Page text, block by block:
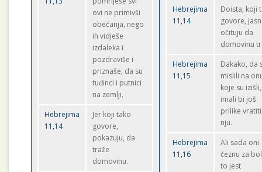
ovi ne primivši
obećanja, nego
ih vidješe
izdaleka i
pozdraviše i
priznaše, da su
tuđinci i putnici
na zemlji,
Hebrejima
11,14
Jer koji tako
govore,
pokazuju, da
traže
domovinu.
Hebrejima
11,14
Doista, koji
govore,
očituju da
domovinu
Hebrejima
11,15
Dakako, da
mislili na
koje su izišli,
imali bi još
prilike
nju.
Hebrejima
11,16
Ali sada oni
čeznu za
to jest